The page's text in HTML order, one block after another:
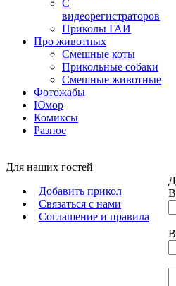
С
видеорегистраторов
Приколы ГАИ
Про животных
Смешные коты
Прикольные собаки
Смешные животные
Фотожабы
Юмор
Комиксы
Разное
Для наших гостей
Добавить прикол
Связаться с нами
Соглашение и правила